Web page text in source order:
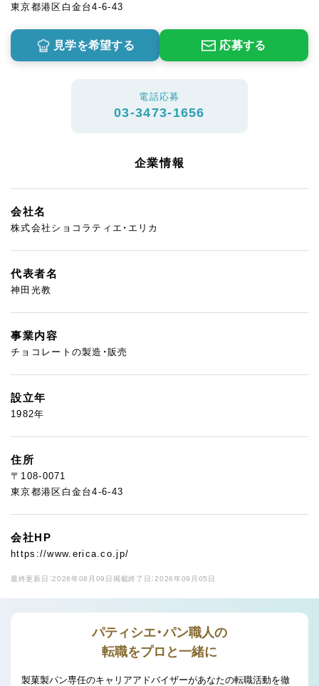
東京都港区白金台4-6-43
見学を希望する 応募する
電話応募
03-3473-1656
企業情報
会社名
株式会社ショコラティエ・エリカ
代表者名
神田光教
事業内容
チョコレートの製造・販売
設立年
1982年
住所
〒108-0071
東京都港区白金台4-6-43
会社HP
https://www.erica.co.jp/
最終更新日：2026年08月09日 掲載終了日：2026年09月05日
パティシエ・パン職人の
転職をプロと一緒に
製菓製パン専任のキャリアアドバイザーがあなたの転職活動を徹